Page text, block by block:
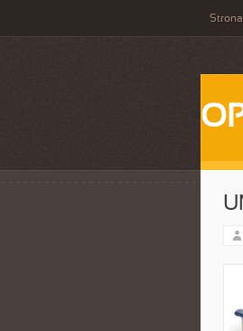
Strona